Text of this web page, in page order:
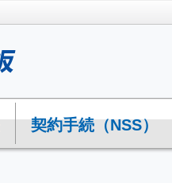
契約手続（NSS）